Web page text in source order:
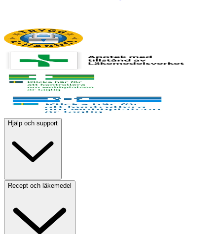
Hjälp och support
Recept och läkemedel